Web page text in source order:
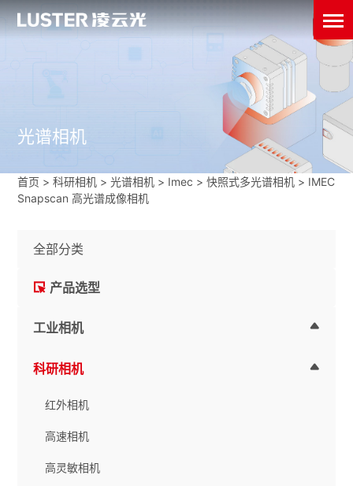
光谱相机
首页 >科研相机 >光谱相机 > Imec >快照式多光谱相机 > IMEC
Snapscan 高光谱成像相机
全部分类
产品选型
工业相机
科研相机
红外相机
高速相机
高灵敏相机